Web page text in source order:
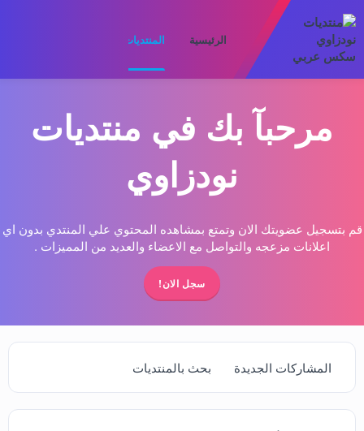
الرئيسية المنتديات
مرحبآ بك في منتديات
نودزاوي
قم بتسجيل عضويتك الان وتمتع بمشاهده المحتوي علي المنتدي بدون اي
اعلانات مزعجه والتواصل مع الاعضاء والعديد من المميزات .
سجل الان!
المشاركات الجديدة بحث بالمنتديات